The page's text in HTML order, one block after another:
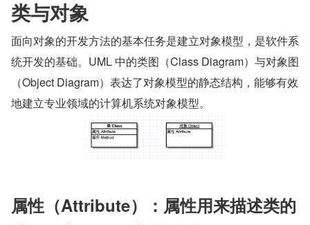
类与对象
面向对象的开发方法的基本任务是建立对象模型，是软件系
统开发的基础。UML 中的类图（Class Diagram）与对象图
（Object Diagram）表达了对象模型的静态结构，能够有效
地建立专业领域的计算机系统对象模型。
属性（Attribute）：属性用来描述类的